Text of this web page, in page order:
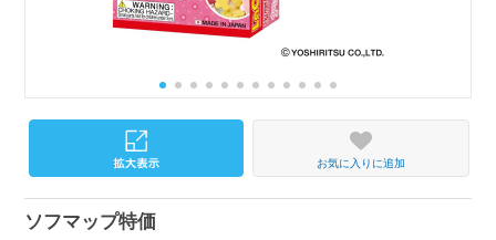
お気に入りに追加
ソフマップ特価